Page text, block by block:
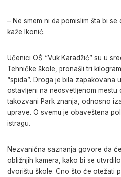
– Ne smem ni da pomislim šta bi
kaže Ikonić.
Učenici OŠ “Vuk Karadžić” su u
Tehničke škole, pronašli tri
“spida”. Droga je bila zapakovana
ostavljeni na neosvetljenom mestu
takozvani Park znanja, odnosno
uprave. O svemu je obaveštena
istragu.
Nezvanična saznanja govore da
obližnjih kamera, kako bi se
dvorištu škole. Ono što će otežati